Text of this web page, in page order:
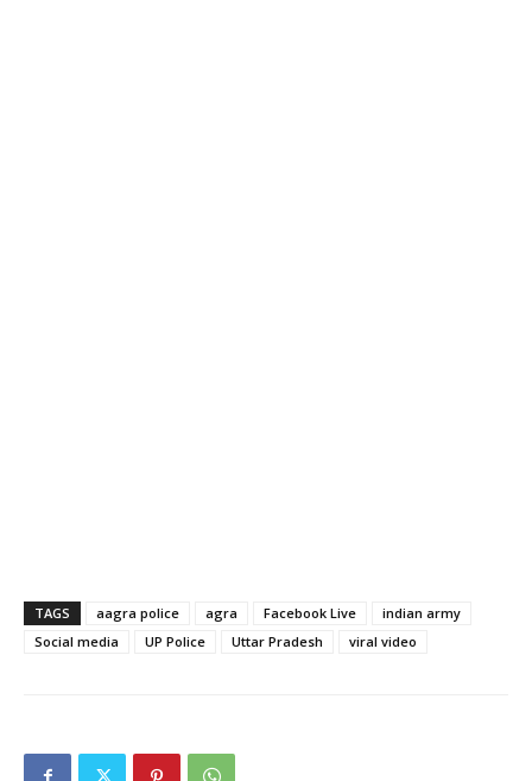
TAGS aagra police agra Facebook Live
indian army
Social media
UP Police Uttar Pradesh viral video